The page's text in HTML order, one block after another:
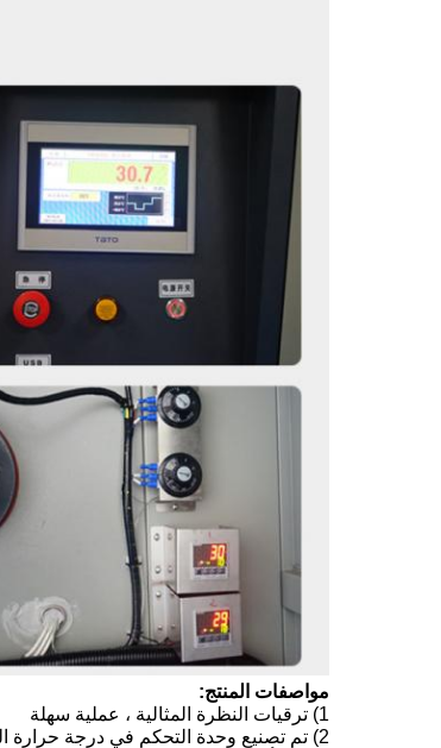
مواصفات المنتج:
1) ترقيات النظرة المثالية ، عملية سهلة